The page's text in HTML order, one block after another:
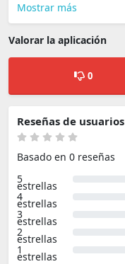
Mostrar más
Valorar la aplicación
0
Reseñas de usuarios
Basado en 0 reseñas
5
estrellas
4
estrellas
3
estrellas
2
estrellas
1
estrellas